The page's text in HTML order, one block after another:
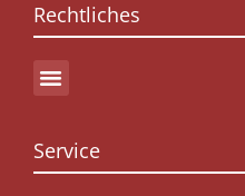
Rechtliches
Service